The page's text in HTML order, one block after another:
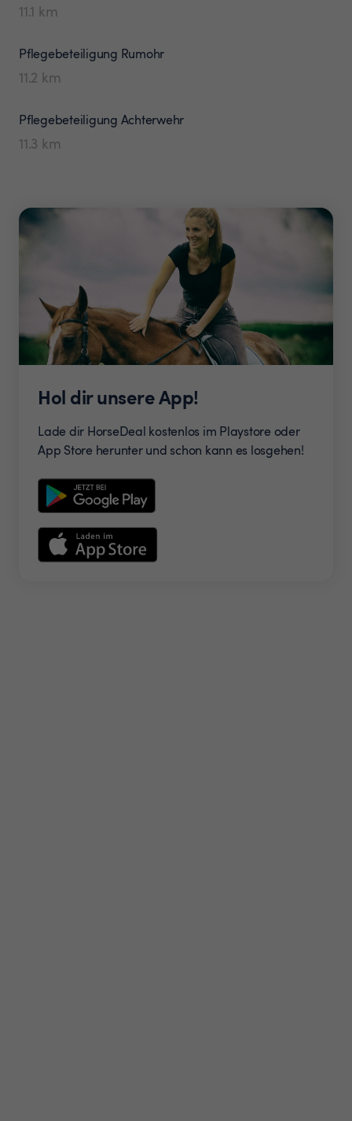
11.1 km
Pflegebeteiligung Rumohr
11.2 km
Pflegebeteiligung Achterwehr
11.3 km
Hol dir unsere App!
Lade dir HorseDeal kostenlos im Playstore oder
App Store herunter und schon kann es losgehen!